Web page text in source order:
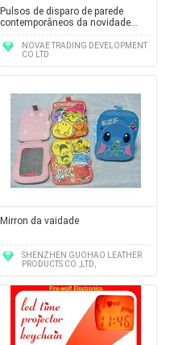
Pulsos de disparo de parede
contemporâneos da novidade
Nontoxic do preto 30x30cm,
decoração LY-026 da arte da
parede
NOVAE TRADING DEVELOPMENT
CO LTD
Mirron da vaidade
SHENZHEN GUOHAO LEATHER
PRODUCTS CO.,LTD,